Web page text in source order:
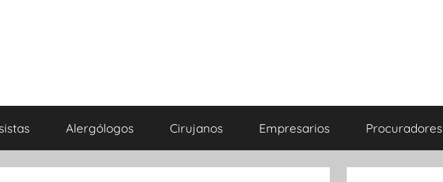
Alergólogos Cirujanos Empresarios Procuradores